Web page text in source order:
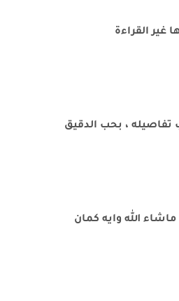
غير القراءة
، بحب الدقيق
الله وايه كمان